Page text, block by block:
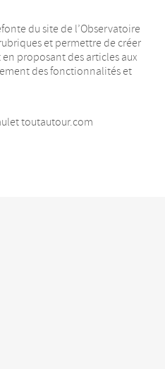
du site de l’Observatoire
et permettre de créer
proposant des articles aux
des fonctionnalités et
toutautour.com